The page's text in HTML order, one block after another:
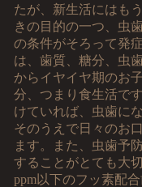
たが、新生活にはも
きの目的の一つ、虫
の条件がそろって発
は、歯質、糖分、虫
からイヤイヤ期のお
分、つまり食生活で
けていれば、虫歯に
そのうえで日々のお
ます。また、虫歯予
することがとても大
ppm以下のフッ素配